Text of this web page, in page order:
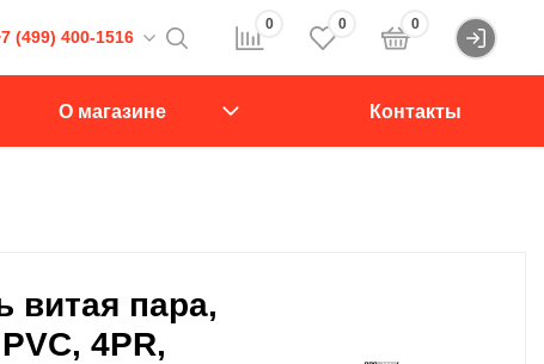
(499) 400-1516
0 0 0
О магазине Контакты
витая пара,
4PR,